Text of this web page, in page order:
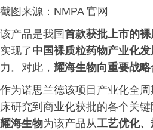
截图来源：NMPA 官网
该产品是我国首款获批上市的
实现了中国裸质粒药物产业化
力。对此， 耀海生物向重要战
作为诺思兰德该项目产业化全周
床研究到商业化获批的各个关
耀海生物为该产品从工艺优化